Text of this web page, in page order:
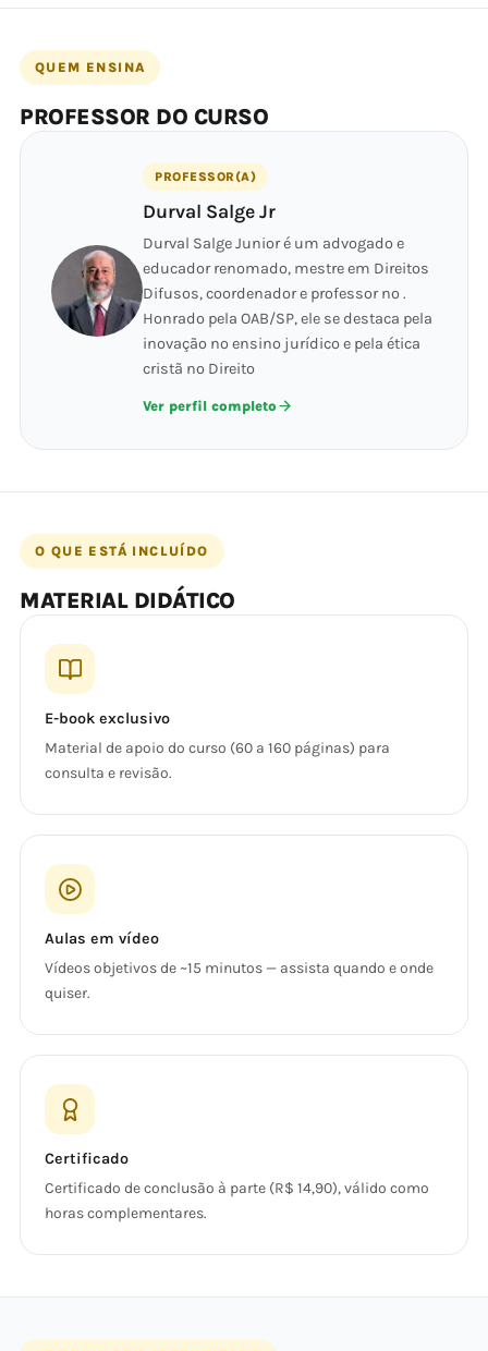
QUEM ENSINA
PROFESSOR DO CURSO
PROFESSOR(A)
Durval Salge Jr
Durval Salge Junior é um advogado e
educador renomado, mestre em Direitos
Difusos, coordenador e professor no .
Honrado pela OAB/SP, ele se destaca pela
inovação no ensino jurídico e pela ética
cristã no Direito
Ver perfil completo
O QUE ESTÁ INCLUÍDO
MATERIAL DIDÁTICO
E-book exclusivo
Material de apoio do curso (60 a 160 páginas) para
consulta e revisão.
Aulas em vídeo
Vídeos objetivos de ~15 minutos — assista quando e onde
quiser.
Certificado
Certificado de conclusão à parte (R$ 14,90), válido como
horas complementares.